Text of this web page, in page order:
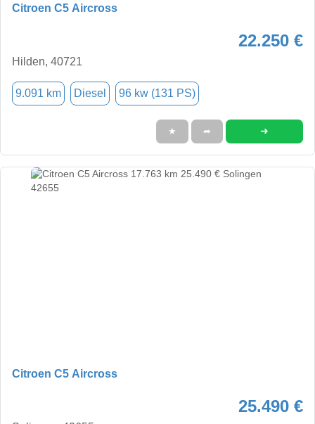
Citroen C5 Aircross
22.250 €
Hilden, 40721
9.091 km Diesel 96 kw (131 PS)
★ ➦ ➜
Citroen C5 Aircross
25.490 €